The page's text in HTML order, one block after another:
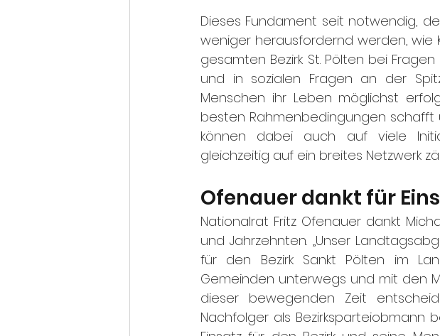
Dieses Fundament seit notwendig,
weniger herausfordernd werden, wie
gesamten Bezirk St. Pölten bei
und in sozialen Fragen an der
Menschen ihr Leben möglichst
besten Rahmenbedingungen schafft
können dabei auch auf viele
gleichzeitig auf ein breites Netzwerk
Ofenauer dankt für
Nationalrat Fritz Ofenauer dankt
und Jahrzehnten. „Unser
für den Bezirk Sankt Pölten im
Gemeinden unterwegs und mit den
dieser bewegenden Zeit
Nachfolger als Bezirksparteiobmann